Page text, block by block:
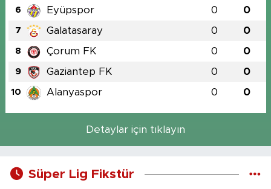
6 Eyüpspor 0 0
7 Galatasaray 0 0
8 Çorum FK 0 0
9 Gaziantep FK 0 0
10 Alanyaspor 0 0
Detaylar için tıklayın
Süper Lig Fikstür